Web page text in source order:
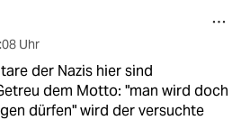
Uhr
der Nazis hier sind
dem Motto: "man wird doch
dürfen" wird der versuchte